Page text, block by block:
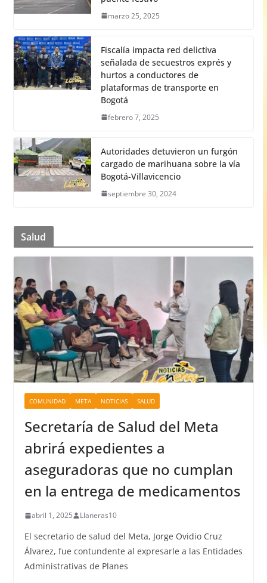
marzo 25, 2025
Fiscalía impacta red delictiva
señalada de secuestros exprés y
hurtos a conductores de
plataformas de transporte en
Bogotá
febrero 7, 2025
Autoridades detuvieron un furgón
cargado de marihuana sobre la vía
Bogotá-Villavicencio
septiembre 30, 2024
Salud
COMUNIDAD META NOTICIAS SALUD
Secretaría de Salud del Meta
abrirá expedientes a
aseguradoras que no cumplan
en la entrega de medicamentos
abril 1, 2025 Llaneras10
El secretario de salud del Meta, Jorge Ovidio Cruz
Álvarez, fue contundente al expresarle a las Entidades
Administrativas de Planes